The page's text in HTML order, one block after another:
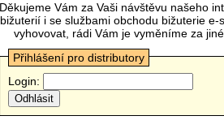
Děkujeme Vám za Vaši návštěvu našeho
bižuterií i se službami obchodu bižuterie
vyhovovat, rádi Vám je vyměníme za
Přihlášení pro distributory
Login: